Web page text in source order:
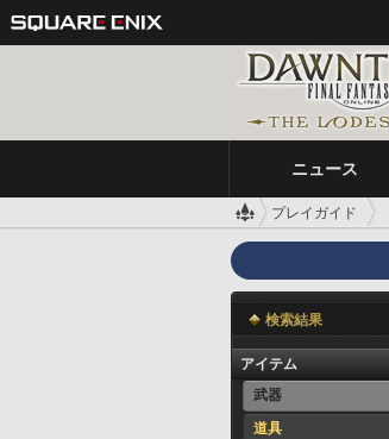
ニュース
プレイガイド
検索結果
アイテム
武器
道具